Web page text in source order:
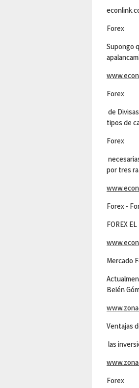
Forex
Supongo
Forex
de
tipos de
Forex
por tres
Forex -
FOREX
Mercado
Belén
Ventajas
las
Forex